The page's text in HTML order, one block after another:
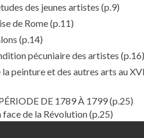
des jeunes artistes (p.9)
de Rome(p.11)
(p.14)
pécuniaire des artistes (p.16)
la peinture et des autres arts au
DE 1789 À 1799(p.25)
face de la Révolution(p.25)